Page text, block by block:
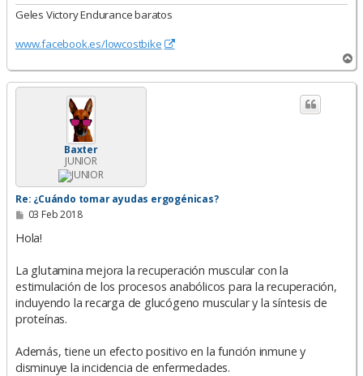
Geles Victory Endurance baratos
www.facebook.es/lowcostbike
r
r
Baxter
JUNIOR
Re: ¿Cuándo tomar ayudas ergogénicas?
M
n
j
e
03 Feb 2018
Hola!
La glutamina mejora la recuperación muscular con la
estimulación de los procesos anabólicos para la recuperación,
incluyendo la recarga de glucógeno muscular y la síntesis de
proteínas.
Además, tiene un efecto positivo en la función inmune y
disminuye la incidencia de enfermedades.